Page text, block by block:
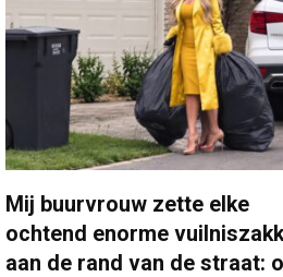
Mij buurvrouw zette elke
ochtend enorme
aan de rand van de straat: